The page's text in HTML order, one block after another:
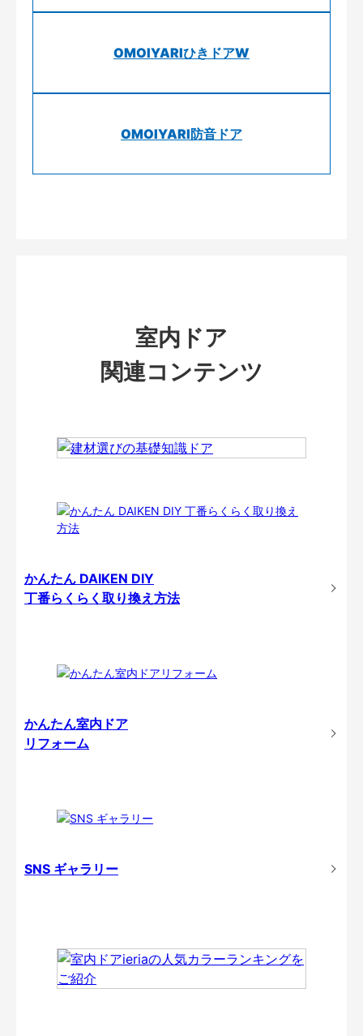
OMOIYARIひきドアW
OMOIYARI防音ドア
室内ドア
関連コンテンツ
かんたん DAIKEN DIY
丁番らくらく取り換え方法
かんたん室内ドア
リフォーム
SNS ギャラリー